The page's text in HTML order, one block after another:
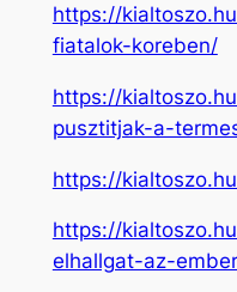
https://
fiatalok-koreben/
https://
pusztitjak-a-
https://
https://
elhallgat-az-